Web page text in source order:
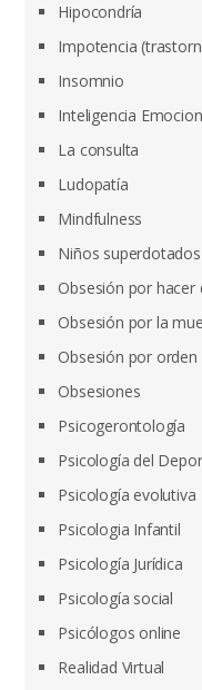
Hipocondría
Impotencia
Insomnio
Inteligencia
La consulta
Ludopatía
Mindfulness
Niños superdotados
Obsesión por hacer
Obsesión por la
Obsesión por orden
Obsesiones
Psicogerontología
Psicología del
Psicología evolutiva
Psicologia Infantil
Psicología Jurídica
Psicología social
Psicólogos online
Realidad Virtual